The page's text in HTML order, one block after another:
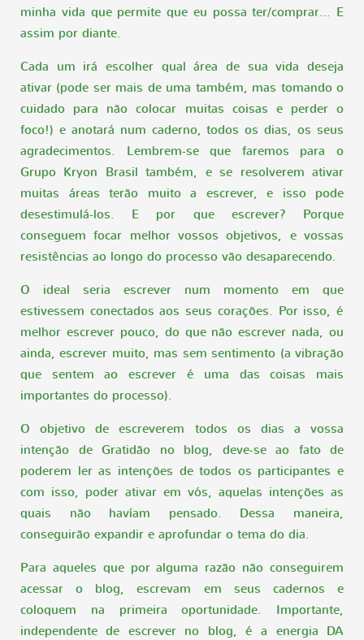
minha vida que permite que eu possa ter/comprar… E
assim por diante.
Cada um irá escolher qual área de sua vida deseja
ativar (pode ser mais de uma também, mas tomando o
cuidado para não colocar muitas coisas e perder o
foco!) e anotará num caderno, todos os dias, os seus
agradecimentos. Lembrem-se que faremos para o
Grupo Kryon Brasil também, e se resolverem ativar
muitas áreas terão muito a escrever, e isso pode
desestimulá-los. E por que escrever? Porque
conseguem focar melhor vossos objetivos, e vossas
resistências ao longo do processo vão desaparecendo.
O ideal seria escrever num momento em que
estivessem conectados aos seus corações. Por isso, é
melhor escrever pouco, do que não escrever nada, ou
ainda, escrever muito, mas sem sentimento (a vibração
que sentem ao escrever é uma das coisas mais
importantes do processo).
O objetivo de escreverem todos os dias a vossa
intenção de Gratidão no blog, deve-se ao fato de
poderem ler as intenções de todos os participantes e
com isso, poder ativar em vós, aquelas intenções as
quais não havíam pensado. Dessa maneira,
conseguirão expandir e aprofundar o tema do dia.
Para aqueles que por alguma razão não conseguirem
acessar o blog, escrevam em seus cadernos e
coloquem na primeira oportunidade. Importante,
independente de escrever no blog, é a energia DA